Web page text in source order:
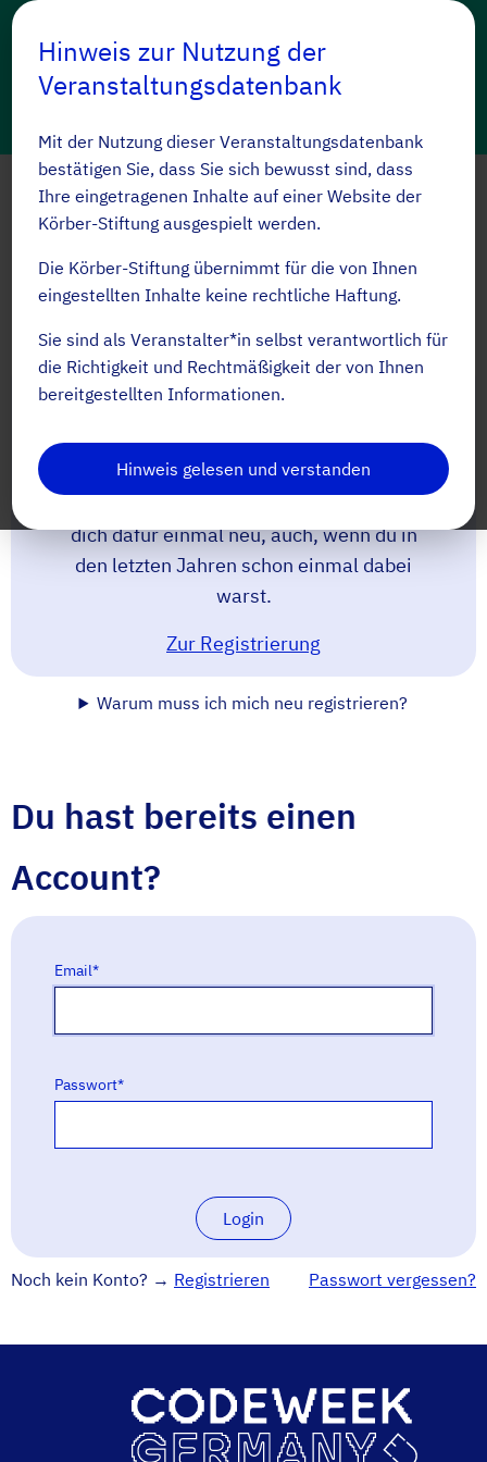
Deine Code Week Events
Erstelle und verwalte deine
Events an einem Ort
neu.
Events anlegen und bearbeiten ist auf der
dich dafür einmal neu, auch, wenn du in
den letzten Jahren schon einmal dabei
warst.
Zur Registrierung
Warum muss ich mich neu registrieren?
Du hast bereits einen
Account?
Email*
Passwort*
Login
Noch kein Konto? → Registrieren Passwort vergessen?
Hinweis zur Nutzung der
Veranstaltungsdatenbank
Mit der Nutzung dieser Veranstaltungsdatenbank
bestätigen Sie, dass Sie sich bewusst sind, dass
Ihre eingetragenen Inhalte auf einer Website der
Körber-Stiftung ausgespielt werden.
Die Körber-Stiftung übernimmt für die von Ihnen
eingestellten Inhalte keine rechtliche Haftung.
Sie sind als Veranstalter*in selbst verantwortlich für
die Richtigkeit und Rechtmäßigkeit der von Ihnen
bereitgestellten Informationen.
Hinweis gelesen und verstanden